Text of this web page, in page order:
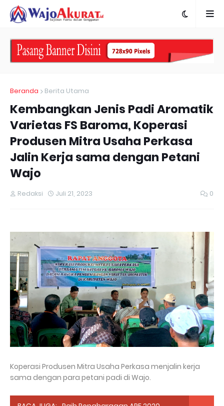
Beranda Berita Utama
Kembangkan Jenis Padi Aromatik
Varietas FS Baroma, Koperasi
Produsen Mitra Usaha Perkasa
Jalin Kerja sama dengan Petani
Wajo
Redaksi Juli 21, 2023 0
Koperasi Produsen Mitra Usaha Perkasa menjalin kerja
sama dengan para petani padi di Wajo.